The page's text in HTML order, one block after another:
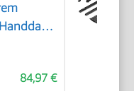
84,97 €